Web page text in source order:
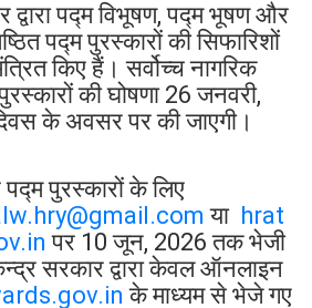
द्वारा पद्म विभूषण, पद्म भूषण और
पद्म पुरस्कारों की सिफारिशों
किए हैं। सर्वोच्च नागरिक
की घोषणा 26 जनवरी,
के अवसर पर की जाएगी।
पद्म पुरस्कारों के लिए
या hrat
पर 10 जून, 2026 तक भेजी
सरकार द्वारा केवल ऑनलाइन
के माध्यम से भेजे गए